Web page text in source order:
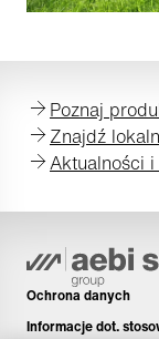
Poznaj
Znajdź
Aktualności
Ochrona danych
Informacje dot.